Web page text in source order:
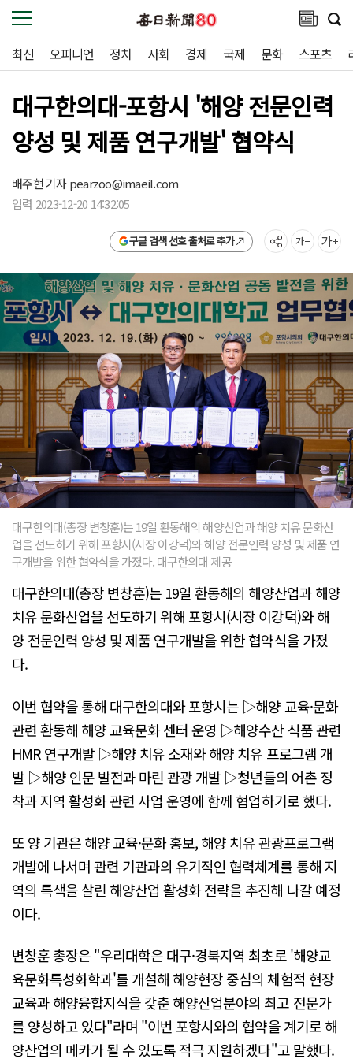
최신 오피니언 정치 사회 경제 국제 문화 스포츠
대구한의대-포항시 '해양 전문인력
양성 및 제품 연구개발' 협약식
배주현 기자pearzoo@imaeil.com
입력 2023-12-20 14:32:05
구글 검색 선호 출처로 추가
대구한의대(총장 변창훈)는 19일 환동해의 해양산업과 해양 치유 문화산
업을 선도하기 위해 포항시(시장 이강덕)와 해양 전문인력 양성 및 제품 연
구개발을 위한 협약식을 가졌다. 대구한의대 제공
대구한의대(총장 변창훈)는 19일 환동해의 해양산업과 해양
치유 문화산업을 선도하기 위해 포항시(시장 이강덕)와 해
양 전문인력 양성 및 제품 연구개발을 위한 협약식을 가졌
다.
이번 협약을 통해 대구한의대와 포항시는 ▷해양 교육·문화
관련 환동해 해양 교육문화 센터 운영 ▷해양수산 식품 관련
HMR 연구개발 ▷해양 치유 소재와 해양 치유 프로그램 개
발 ▷해양 인문 발전과 마린 관광 개발 ▷청년들의 어촌 정
착과 지역 활성화 관련 사업 운영에 함께 협업하기로 했다.
또 양 기관은 해양 교육·문화 홍보, 해양 치유 관광프로그램
개발에 나서며 관련 기관과의 유기적인 협력체계를 통해 지
역의 특색을 살린 해양산업 활성화 전략을 추진해 나갈 예정
이다.
변창훈 총장은 "우리대학은 대구·경북지역 최초로 '해양교
육문화특성화학과'를 개설해 해양현장 중심의 체험적 현장
교육과 해양융합지식을 갖춘 해양산업분야의 최고 전문가
를 양성하고 있다"라며 "이번 포항시와의 협약을 계기로 해
양산업의 메카가 될 수 있도록 적극 지원하겠다"고 말했다.